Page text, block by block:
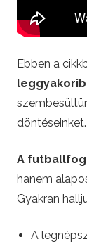
o
i
f
o
c
i
Ebben a
döntéseinket.
A
hanem
Gyakran
A